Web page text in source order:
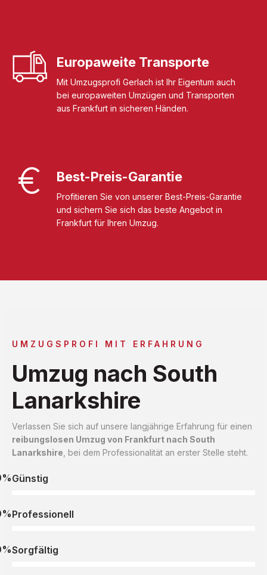
Europaweite Transporte
Mit Umzugsprofi Gerlach ist Ihr Eigentum auch
bei europaweiten Umzügen und Transporten
aus Frankfurt in sicheren Händen.
Best-Preis-Garantie
Profitieren Sie von unserer Best-Preis-Garantie
und sichern Sie sich das beste Angebot in
Frankfurt für Ihren Umzug.
UMZUGSPROFI MIT ERFAHRUNG
Umzug nach South
Lanarkshire
Verlassen Sie sich auf unsere langjährige Erfahrung für einen
reibungslosen Umzug von Frankfurt nach South
Lanarkshire , bei dem Professionalität an erster Stelle steht.
Günstig
Professionell
Sorgfältig